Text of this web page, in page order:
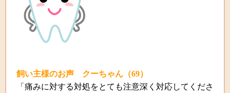
飼い主様のお声 クーちゃん（69）
「痛みに対する対処をとても注意深く対応してくださ